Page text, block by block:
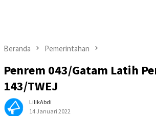
Beranda Pemerintahan
Penrem 043/Gatam Latih
143/TWEJ
LilikAbdi
14 Januari 2022